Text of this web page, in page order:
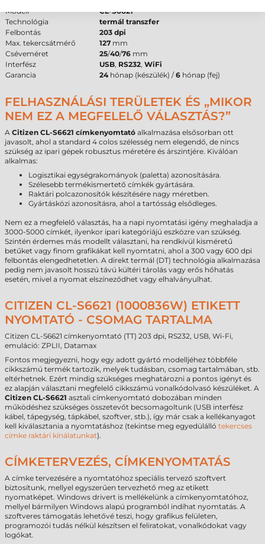
Modell
CL-S6621
Technológia
termál transzfer
Felbontás
203 dpi
Max. tekercsátmérő
127 mm
Cséveméret
25/40/76 mm
Interfész
USB, RS232, WiFi
Garancia
24hónap (készülék) /6 hónap (fej)
FELHASZNÁLÁSI TERÜLETEK ÉS „MIKOR
NEM EZ A MEGFELELŐ VÁLASZTÁS?”
A Citizen CL-S6621 címkenyomtató alkalmazása elsősorban ott
javasolt, ahol a standard 4 colos szélesség nem elegendő, de nincs
szükség az ipari gépek robusztus méretére és árszintjére. Kiválóan
alkalmas:
Logisztikai egységrakományok (paletta) azonosítására.
Szélesebb termékismertető címkék gyártására.
Raktári polcazonosítók készítésére nagy méretben.
Gyártásközi azonosításra, ahol a tartósság elsődleges.
Nem ez a megfelelő választás, ha a napi nyomtatási igény meghaladja a
3000-5000 címkét, ilyenkor ipari kategóriájú eszközre van szükség.
Szintén érdemes más modellt választani, ha rendkívül kisméretű
betűket vagy finom grafikákat kell nyomtatni, ahol a 300 vagy 600 dpi
felbontás elengedhetetlen. A direkt termál (DT) technológia alkalmazása
pedig nem javasolt hosszú távú kültéri tárolás vagy erős hőhatás
esetén, mivel a nyomat elszíneződhet vagy elhalványulhat.
CITIZEN CL-S6621 (1000836W) ETIKETT
NYOMTATÓ - CSOMAG TARTALMA
Citizen CL-S6621 címkenyomtató (TT) 203 dpi, RS232, USB, Wi-Fi,
emuláció: ZPLII, Datamax
Fontos megjegyezni, hogy egy adott gyártó modelljéhez többféle
cikkszámú termék tartozik, melyek tudásban, csomag tartalmában, stb.
eltérhetnek. Ezért mindig szükséges meghatározni a pontos igényt és
ez alapján választani megfelelő cikkszámú vonalkódolvasó készüléket. A
Citizen CL-S6621 asztali címkenyomtató dobozában minden
működéshez szükséges összetevőt becsomagoltunk (USB interfész
kábel, tápegység, tápkábel, szoftver, stb.), így már csak a kellékanyagot
kell kiválasztania a nyomtatáshoz (tekintse meg egyedülálló tekercses
címke raktári kínálatunkat).
CÍMKETERVEZÉS, CÍMKENYOMTATÁS
A címke tervezésére a nyomtatóhoz speciális tervező szoftvert
biztosítunk, mellyel egyszerűen tervezhető meg az etikett
nyomatképet. Windows drivert is mellékelünk a címkenyomtatóhoz,
mellyel bármilyen Windows alapú programból indíhat nyomtatás. A
szoftveres támogatás lehetővé teszi, hogy grafikus felületen,
programozói tudás nélkül készítsen el feliratokat, vonalkódokat vagy
logókat.